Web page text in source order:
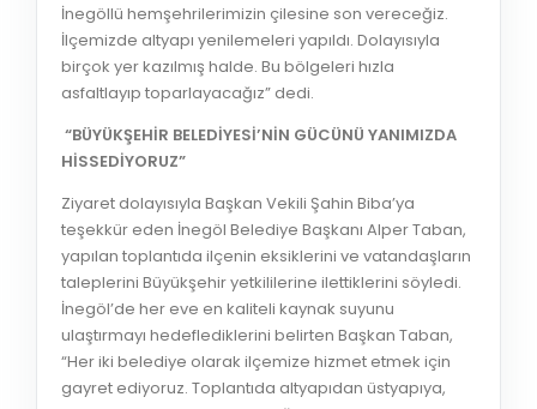
İnegöllü hemşehrilerimizin çilesine son vereceğiz.
İlçemizde altyapı yenilemeleri yapıldı. Dolayısıyla
birçok yer kazılmış halde. Bu bölgeleri hızla
asfaltlayıp toparlayacağız” dedi.
“BÜYÜKŞEHİR BELEDİYESİ’NİN GÜCÜNÜ YANIMIZDA
HİSSEDİYORUZ”
Ziyaret dolayısıyla Başkan Vekili Şahin Biba’ya
teşekkür eden İnegöl Belediye Başkanı Alper Taban,
yapılan toplantıda ilçenin eksiklerini ve vatandaşların
taleplerini Büyükşehir yetkililerine ilettiklerini söyledi.
İnegöl’de her eve en kaliteli kaynak suyunu
ulaştırmayı hedeflediklerini belirten Başkan Taban,
“Her iki belediye olarak ilçemize hizmet etmek için
gayret ediyoruz. Toplantıda altyapıdan üstyapıya,